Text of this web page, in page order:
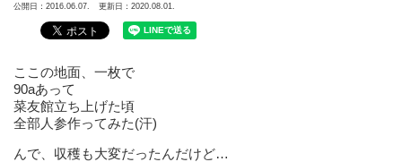
公開日：2016.06.07. 更新日：2020.08.01.
ここの地面、一枚で
90aあって
菜友館立ち上げた頃
全部人参作ってみた(汗)
んで、収穫も大変だったんだけど…